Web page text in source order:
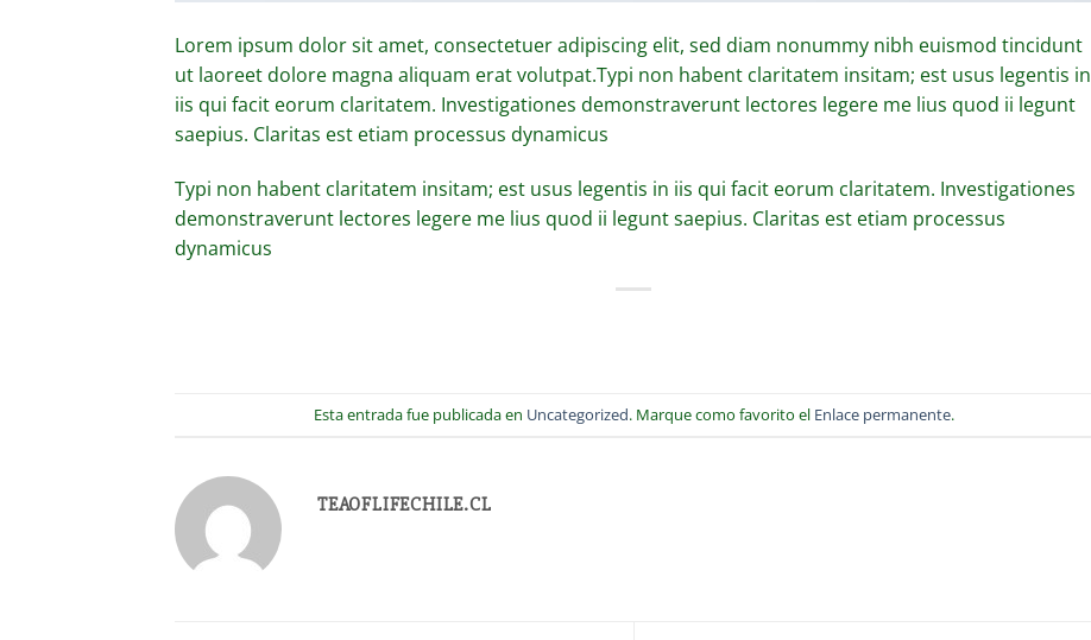
Lorem ipsum dolor sit amet, consectetuer adipiscing elit, sed diam nonummy nibh euismod tincidunt
ut laoreet dolore magna aliquam erat volutpat.Typi non habent claritatem insitam; est usus legentis in
iis qui facit eorum claritatem. Investigationes demonstraverunt lectores legere me lius quod ii legunt
saepius. Claritas est etiam processus dynamicus
Typi non habent claritatem insitam; est usus legentis in iis qui facit eorum claritatem. Investigationes
demonstraverunt lectores legere me lius quod ii legunt saepius. Claritas est etiam processus
dynamicus
Esta entrada fue publicada en Uncategorized. Marque como favorito el Enlace permanente.
TEAOFLIFECHILE.CL